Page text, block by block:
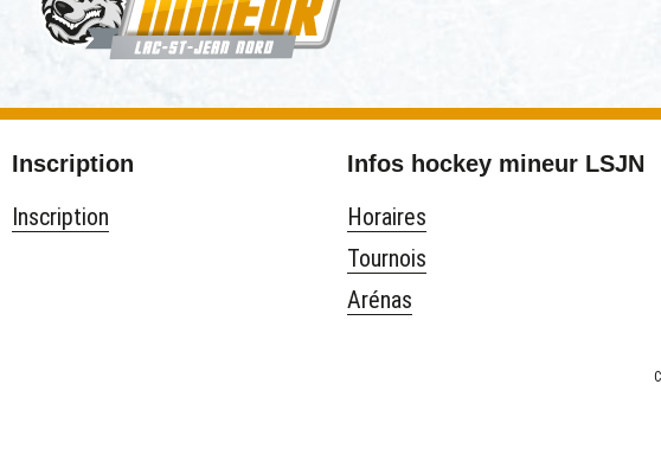
Inscription
Inscription
Infos hockey mineur LSJN
Horaires
Tournois
Arénas